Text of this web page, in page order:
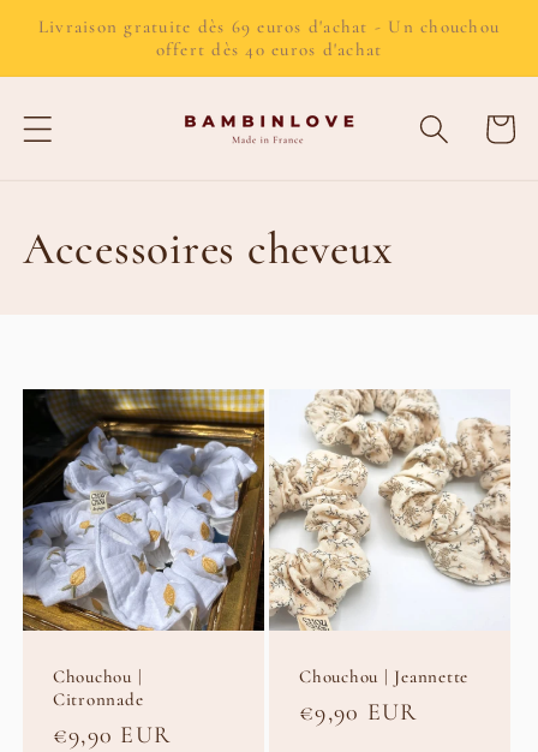
et passer
contenu
Livraison gratuite dès 69 euros d'achat - Un chouchou
offert dès 40 euros d'achat
Panier
C
e
c
t
Accessoires cheveux
Chouchou |
Citronnade
Prix
€9,90 EUR
Chouchou | Jeannette
Prix
€9,90 EUR